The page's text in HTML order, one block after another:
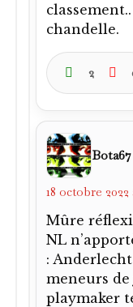
chandelle.
2
Bota67
18 octobre 2022
Mûre
NL
:
meneurs de
playmaker